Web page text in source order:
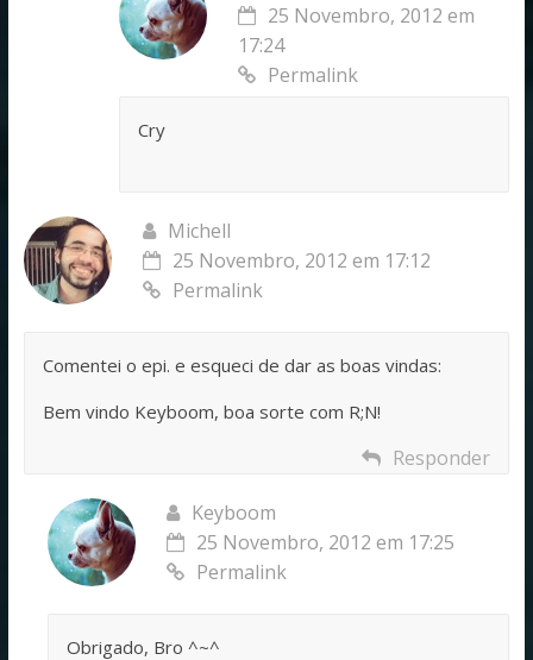
25 Novembro, 2012 em
17:24
Permalink
Cry
Michell
25 Novembro, 2012 em 17:12
Permalink
Comentei o epi. e esqueci de dar as boas vindas:
Bem vindo Keyboom, boa sorte com R;N!
Responder
Keyboom
25 Novembro, 2012 em 17:25
Permalink
Obrigado, Bro ^~^